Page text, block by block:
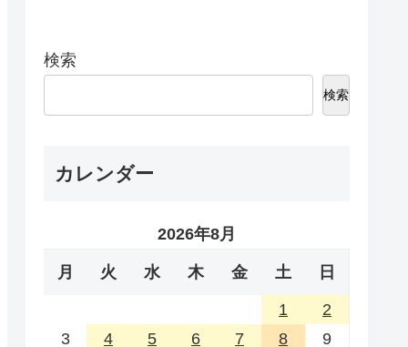
検索
検索
カレンダー
2026年8月
月 火 水 木 金 土 日
1
2
3
4 5 6 7 8
9